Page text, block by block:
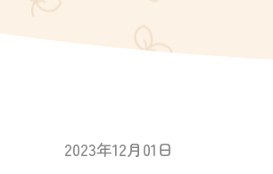
2023年12月01日